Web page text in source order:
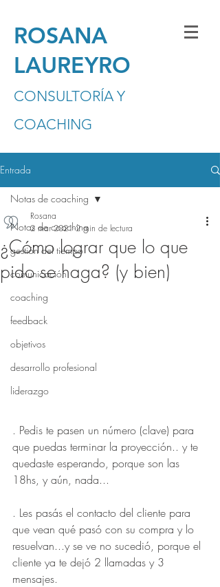
ROSANA
LAUREYRO
CONSULTORÍA Y
COACHING
Entrada
Notas de coaching
gestión del tiempo
comunicación
coaching
feedback
objetivos
desarrollo profesional
liderazgo
Notas de coaching
¿Cómo lograr que lo que
pido se haga? (y bien)
Rosana
2 mar 2021 2 min de lectura
. Pedis te pasen un número (clave) para
que puedas terminar la proyección.. y te
quedaste esperando, porque son las
18hs, y aún, nada...
. Les pasás el contacto del cliente para
que vean qué pasó con su compra y lo
resuelvan...y se ve no sucedió, porque el
cliente ya te dejó 2 llamadas y 3
mensajes.